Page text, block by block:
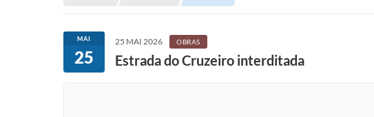
MAI
25
25 MAI 2026 OBRAS
Estrada do Cruzeiro interditada